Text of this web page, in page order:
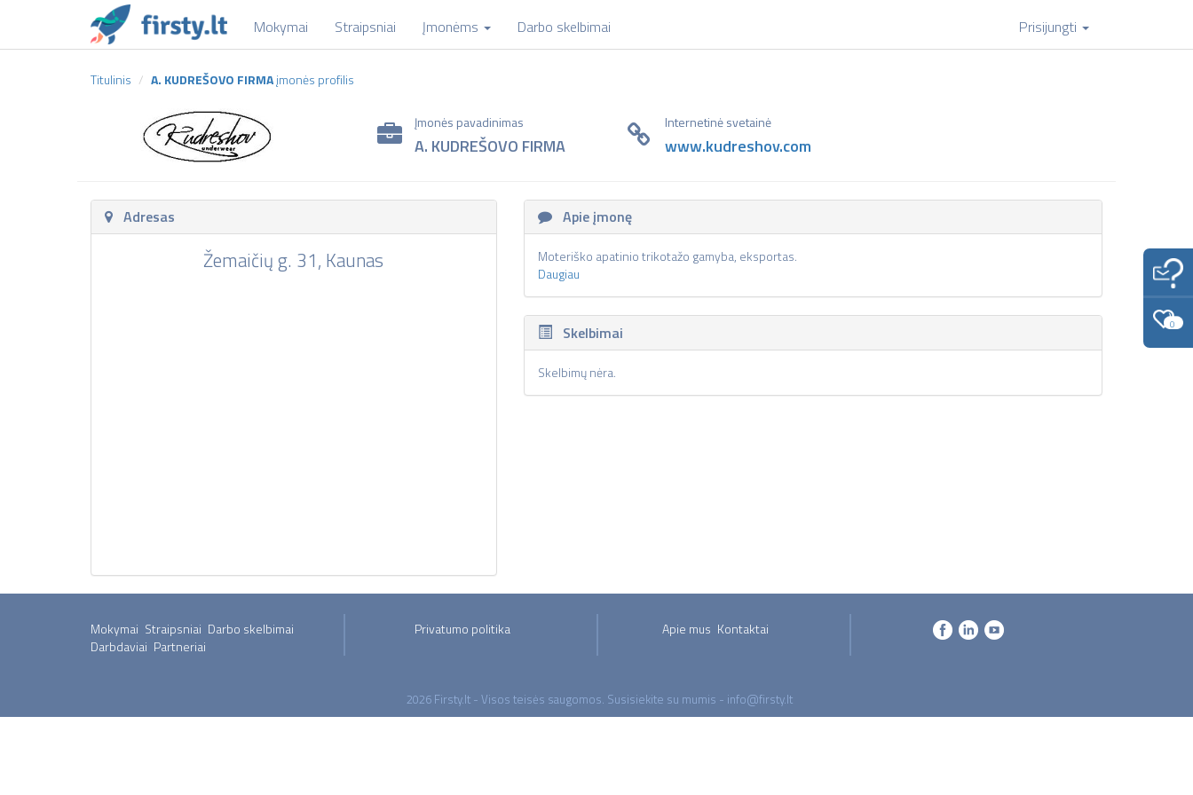
Mokymai Straipsniai Įmonėms Darbo skelbimai Prisijungti
Titulinis A. KUDREŠOVO FIRMAįmonės profilis
Įmonės pavadinimas
A. KUDREŠOVO FIRMA
Internetinė svetainė
www.kudreshov.com
Adresas
Žemaičių g. 31, Kaunas
Apie įmonę
Moteriško apatinio trikotažo gamyba, eksportas.
Daugiau
Skelbimai
Skelbimų nėra.
0
Mokymai Straipsniai Darbo skelbimai
Darbdaviai Partneriai
Privatumo politika Apie mus Kontaktai
2026 Firsty.lt - Visos teisės saugomos. Susisiekite su mumis - info@firsty.lt